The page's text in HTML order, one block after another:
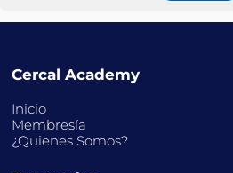
Cercal Academy
Inicio
Membresía
¿Quienes Somos?